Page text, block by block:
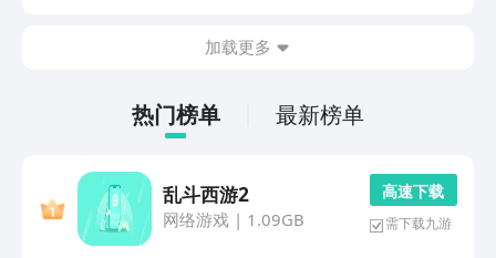
加载更多
热门榜单 最新榜单
乱斗西游2
网络游戏| 1.09GB
高 速 下 载
需下载九游